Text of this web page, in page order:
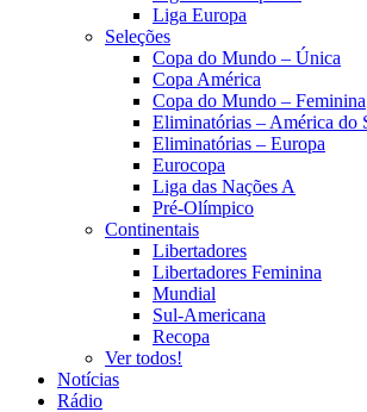
Liga Europa
Seleções
Copa do Mundo – Única
Copa América
Copa do Mundo – Feminina
Eliminatórias – América do
Eliminatórias – Europa
Eurocopa
Liga das Nações A
Pré-Olímpico
Continentais
Libertadores
Libertadores Feminina
Mundial
Sul-Americana
Recopa
Ver todos!
Notícias
Rádio